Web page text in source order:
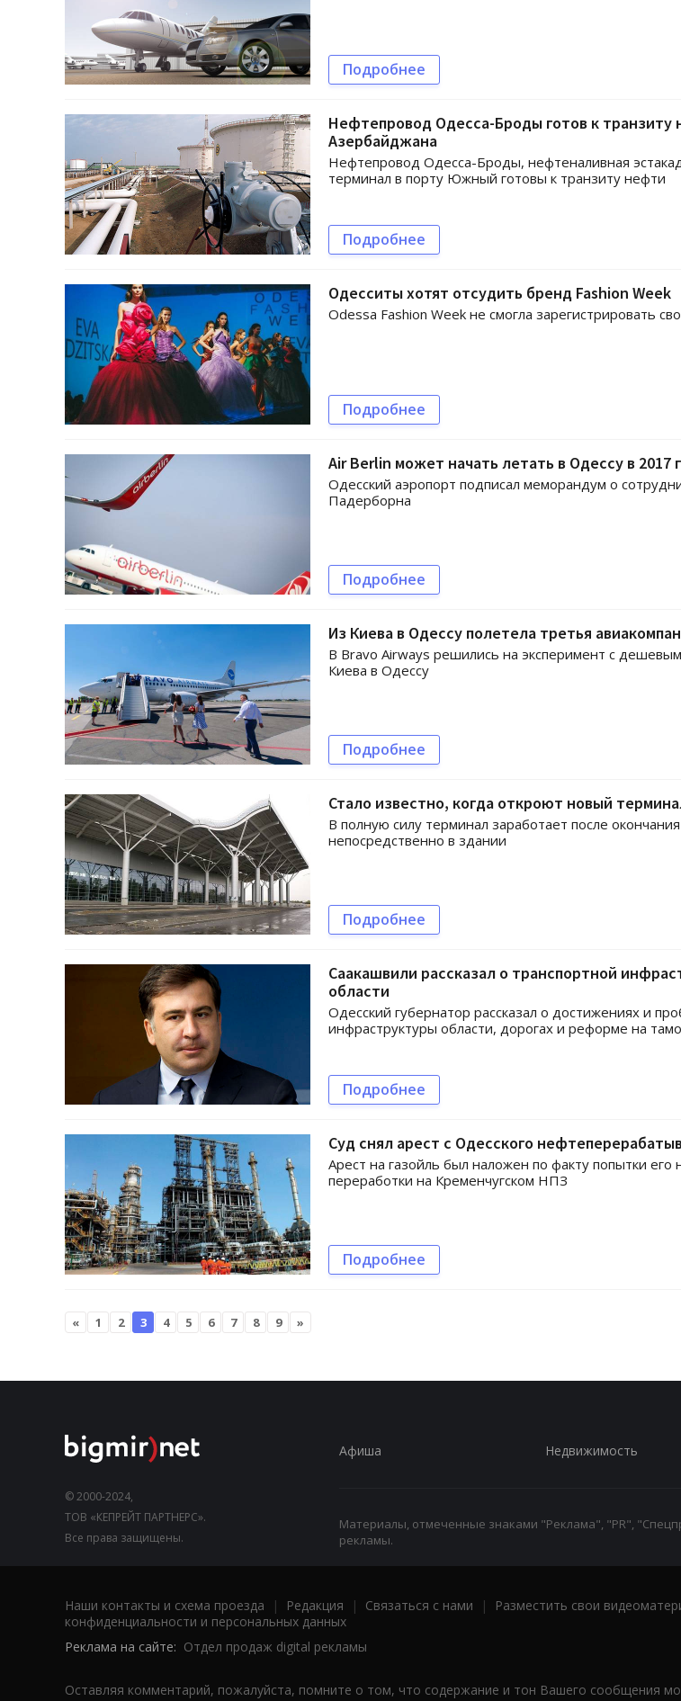
Подробнее
Нефтепровод Одесса-Броды готов к транзиту
Азербайджана
Нефтепровод Одесса-Броды, нефтеналивная
терминал в порту Южный готовы к транзиту нефти
Подробнее
Одесситы хотят отсудить бренд Fashion Week
Odessa Fashion Week не смогла зарегистрировать
Подробнее
Air Berlin может начать летать в Одессу в 2017
Одесский аэропорт подписал меморандум о
Падерборна
Подробнее
Из Киева в Одессу полетела третья
В Bravo Airways решились на эксперимент с
Киева в Одессу
Подробнее
Стало известно, когда откроют новый
В полную силу терминал заработает после
непосредственно в здании
Подробнее
Саакашвили рассказал о транспортной
области
Одесский губернатор рассказал о достижениях и
инфраструктуры области, дорогах и реформе на
Подробнее
Суд снял арест с Одесского
Арест на газойль был наложен по факту попытки его
переработки на Кременчугском НПЗ
Подробнее
« 1 2 3 4 5 6 7 8 9 »
© 2000-2024,
ТОВ «КЕПРЕЙТ ПАРТНЕРС».
Все права защищены.
Афиша Недвижимость
Материалы, отмеченные знаками "Реклама", "PR",
рекламы.
Наши контакты и схема проезда | Редакция | Связаться с нами | Разместить свои
конфиденциальности и персональных данных
Реклама на сайте: Отдел продаж digital рекламы
Оставляя комментарий, пожалуйста, помните о том, что содержание и тон Вашего сообщения